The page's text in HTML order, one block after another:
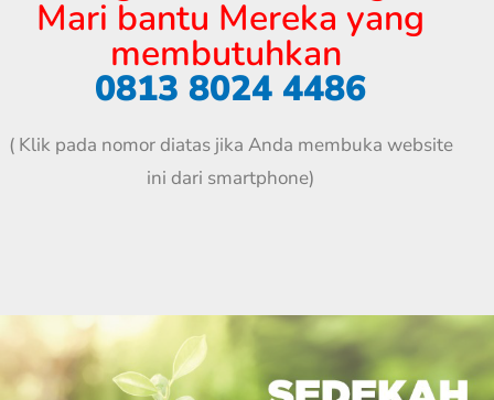
Mari bantu Mereka yang
membutuhkan
0813 8024 4486
( Klik pada nomor diatas jika Anda membuka website
ini dari smartphone)